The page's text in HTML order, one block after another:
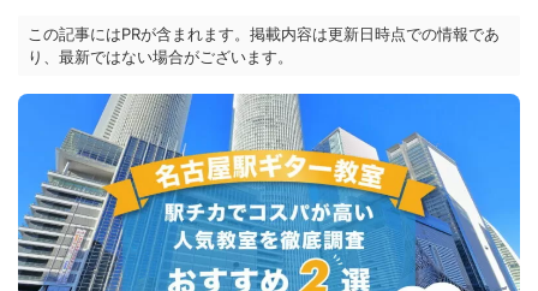
この記事にはPRが含まれます。掲載内容は更新日時点での情報であ
り、最新ではない場合がございます。